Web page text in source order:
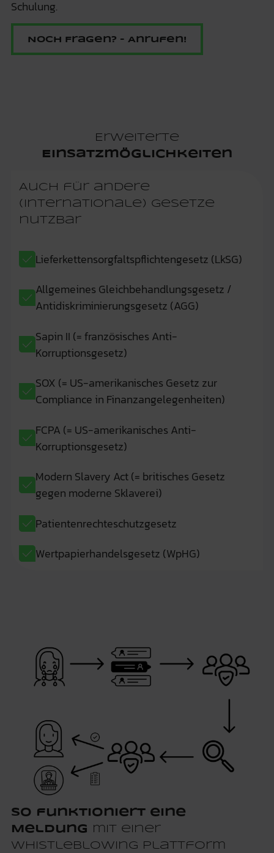
Schulung.
Noch Fragen? - Anrufen!
Erweiterte
Einsatzmöglichkeiten
Auch für andere
(internationale) Gesetze
nutzbar
Lieferkettensorgfaltspflichtengesetz (LkSG)
Allgemeines Gleichbehandlungsgesetz /
Antidiskriminierungsgesetz (AGG)
Sapin II (= französisches Anti-
Korruptionsgesetz)
SOX (= US-amerikanisches Gesetz zur
Compliance in Finanzangelegenheiten)
FCPA (= US-amerikanisches Anti-
Korruptionsgesetz)
Modern Slavery Act (= britisches Gesetz
gegen moderne Sklaverei)
Patientenrechteschutzgesetz
Wertpapierhandelsgesetz (WpHG)
So funktioniert eine
Meldung
mit einer
Whistleblowing Plattform